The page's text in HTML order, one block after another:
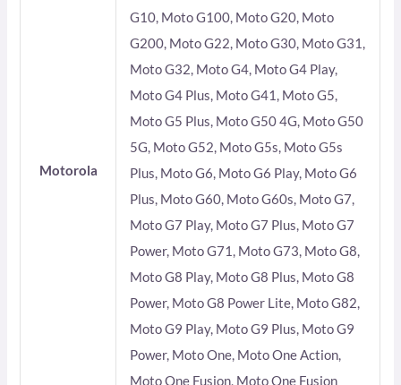
Motorola
G10, Moto G100, Moto G20, Moto
G200, Moto G22, Moto G30, Moto G31,
Moto G32, Moto G4, Moto G4 Play,
Moto G4 Plus, Moto G41, Moto G5,
Moto G5 Plus, Moto G50 4G, Moto G50
5G, Moto G52, Moto G5s, Moto G5s
Plus, Moto G6, Moto G6 Play, Moto G6
Plus, Moto G60, Moto G60s, Moto G7,
Moto G7 Play, Moto G7 Plus, Moto G7
Power, Moto G71, Moto G73, Moto G8,
Moto G8 Play, Moto G8 Plus, Moto G8
Power, Moto G8 Power Lite, Moto G82,
Moto G9 Play, Moto G9 Plus, Moto G9
Power, Moto One, Moto One Action,
Moto One Fusion, Moto One Fusion